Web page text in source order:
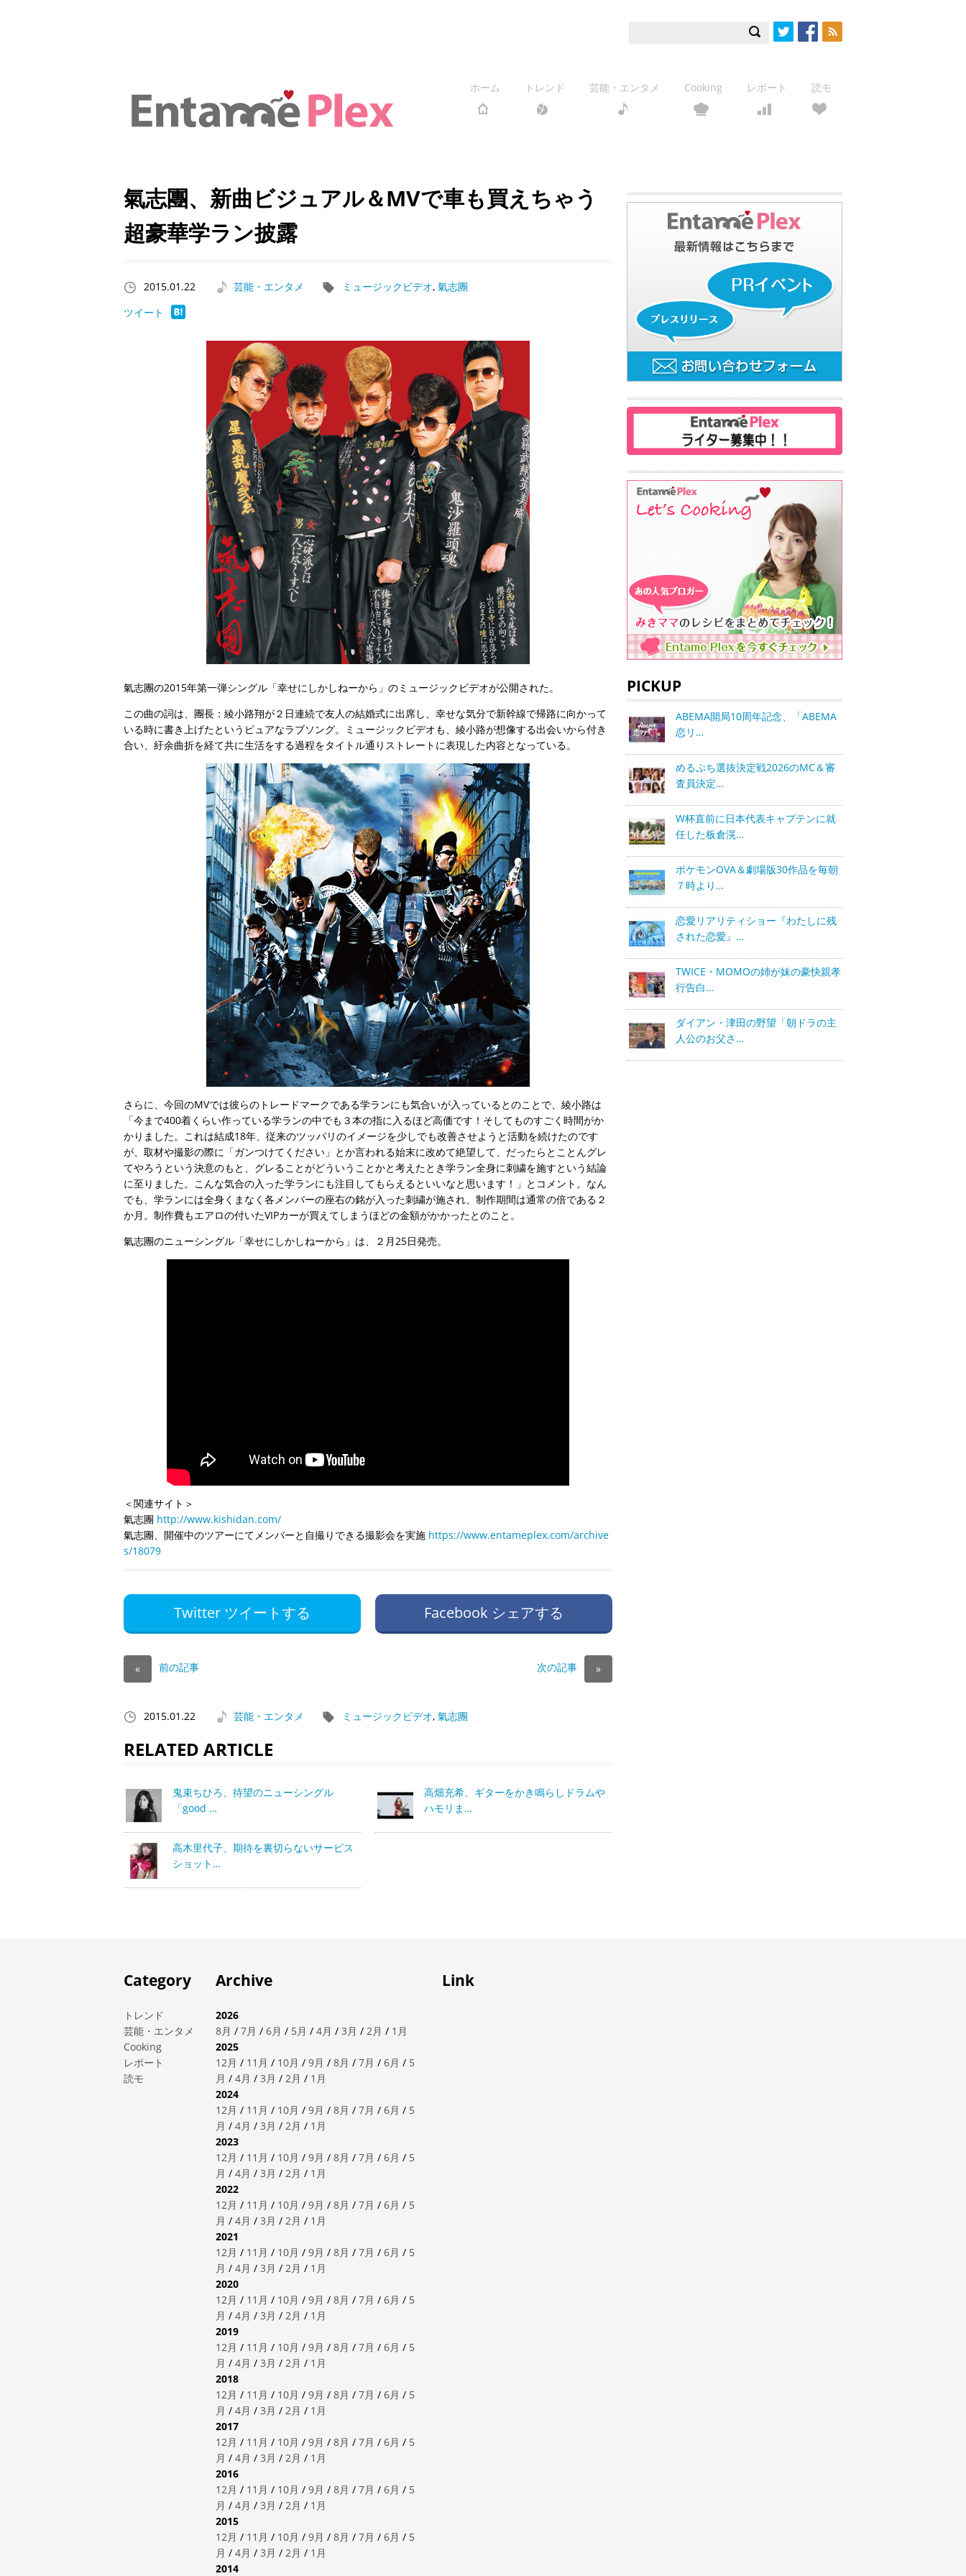
ホーム トレンド 芸能・エンタメ Cooking レポート 読モ
氣志團、新曲ビジュアル＆MVで車も買えちゃう
超豪華学ラン披露
2015.01.22 芸能・エンタメ ミュージックビデオ, 氣志團
ツイート
氣志團の2015年第一弾シングル「幸せにしかしねーから」のミュージックビデオが公開された。
この曲の詞は、團長：綾小路翔が２日連続で友人の結婚式に出席し、幸せな気分で新幹線で帰路に向かって
いる時に書き上げたというピュアなラブソング。ミュージックビデオも、綾小路が想像する出会いから付き
合い、紆余曲折を経て共に生活をする過程をタイトル通りストレートに表現した内容となっている。
さらに、今回のMVでは彼らのトレードマークである学ランにも気合いが入っているとのことで、綾小路は
「今まで400着くらい作っている学ランの中でも３本の指に入るほど高価です！そしてものすごく時間がか
かりました。これは結成18年、従来のツッパリのイメージを少しでも改善させようと活動を続けたのです
が、取材や撮影の際に「ガンつけてください」とか言われる始末に改めて絶望して、だったらとことんグレ
てやろうという決意のもと、グレることがどういうことかと考えたとき学ラン全身に刺繍を施すという結論
に至りました。こんな気合の入った学ランにも注目してもらえるといいなと思います！」とコメント。なん
でも、学ランには全身くまなく各メンバーの座右の銘が入った刺繍が施され、制作期間は通常の倍である２
か月。制作費もエアロの付いたVIPカーが買えてしまうほどの金額がかかったとのこと。
氣志團のニューシングル「幸せにしかしねーから」は、２月25日発売。
＜関連サイト＞
氣志團 http://www.kishidan.com/
氣志團、開催中のツアーにてメンバーと自撮りできる撮影会を実施 https://www.entameplex.com/archive
s/18079
Twitter ツイートする Facebook シェアする
« 前の記事 次の記事 »
2015.01.22 芸能・エンタメ ミュージックビデオ, 氣志團
RELATED ARTICLE
鬼束ちひろ、待望のニューシングル
「good …
高畑充希、ギターをかき鳴らしドラムや
ハモリま…
高木里代子、期待を裏切らないサービス
ショット…
PICKUP
ABEMA開局10周年記念、「ABEMA
恋リ…
めるぷち選抜決定戦2026のMC＆審
査員決定…
W杯直前に日本代表キャプテンに就
任した板倉滉…
ポケモンOVA＆劇場版30作品を毎朝
７時より…
恋愛リアリティショー『わたしに残
された恋愛』…
TWICE・MOMOの姉が妹の豪快親孝
行告白…
ダイアン・津田の野望「朝ドラの主
人公のお父さ…
Category
トレンド
芸能・エンタメ
Cooking
レポート
読モ
Archive
2026
8月 / 7月 / 6月 / 5月 / 4月 / 3月 / 2月 / 1月
2025
12月 / 11月 / 10月 / 9月 / 8月 / 7月 / 6月 / 5
月 / 4月 / 3月 / 2月 / 1月
2024
12月 / 11月 / 10月 / 9月 / 8月 / 7月 / 6月 / 5
月 / 4月 / 3月 / 2月 / 1月
2023
12月 / 11月 / 10月 / 9月 / 8月 / 7月 / 6月 / 5
月 / 4月 / 3月 / 2月 / 1月
2022
12月 / 11月 / 10月 / 9月 / 8月 / 7月 / 6月 / 5
月 / 4月 / 3月 / 2月 / 1月
2021
12月 / 11月 / 10月 / 9月 / 8月 / 7月 / 6月 / 5
月 / 4月 / 3月 / 2月 / 1月
2020
12月 / 11月 / 10月 / 9月 / 8月 / 7月 / 6月 / 5
月 / 4月 / 3月 / 2月 / 1月
2019
12月 / 11月 / 10月 / 9月 / 8月 / 7月 / 6月 / 5
月 / 4月 / 3月 / 2月 / 1月
2018
12月 / 11月 / 10月 / 9月 / 8月 / 7月 / 6月 / 5
月 / 4月 / 3月 / 2月 / 1月
2017
12月 / 11月 / 10月 / 9月 / 8月 / 7月 / 6月 / 5
月 / 4月 / 3月 / 2月 / 1月
2016
12月 / 11月 / 10月 / 9月 / 8月 / 7月 / 6月 / 5
月 / 4月 / 3月 / 2月 / 1月
2015
12月 / 11月 / 10月 / 9月 / 8月 / 7月 / 6月 / 5
月 / 4月 / 3月 / 2月 / 1月
2014
Link